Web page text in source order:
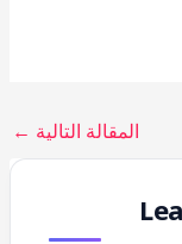
المقالة التالية ←